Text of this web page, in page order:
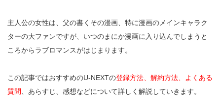
主人公の女性は、父の書くその漫画、特に漫画のメインキャラク
ターの大ファンですが、いつのまにか漫画に入り込んでしまうと
ころからラブロマンスがはじまります。
この記事ではおすすめのU-NEXTの登録方法、解約方法、よくある
質問
、あらすじ、感想などについて詳しく解説していきます。